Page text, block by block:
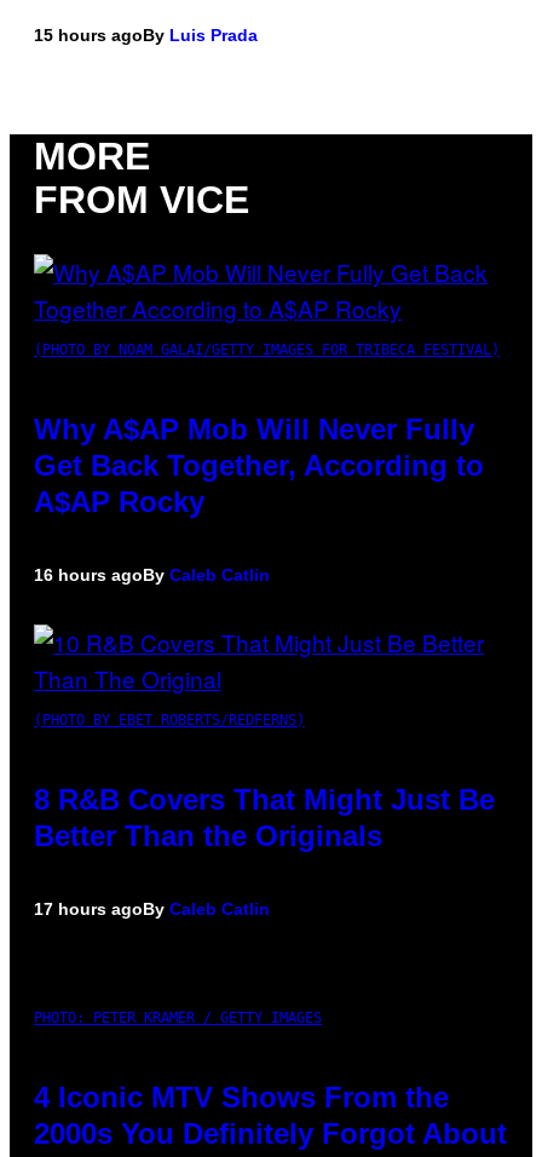
15 hours agoBy Luis Prada
MORE
FROM VICE
(PHOTO BY NOAM GALAI/GETTY IMAGES FOR TRIBECA FESTIVAL)
Why A$AP Mob Will Never Fully
Get Back Together, According to
A$AP Rocky
16 hours agoBy Caleb Catlin
(PHOTO BY EBET ROBERTS/REDFERNS)
8 R&B Covers That Might Just Be
Better Than the Originals
17 hours agoBy Caleb Catlin
PHOTO: PETER KRAMER / GETTY IMAGES
4 Iconic MTV Shows From the
2000s You Definitely Forgot About